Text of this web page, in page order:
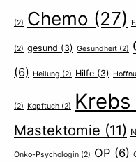
(2) Chemo (27)
(2) gesund (3) Gesundheit (2)
(6) Heilung (2) Hilfe (3)
(2) Kopftuch (2) Krebs
Mastektomie (11)
Onko-Psychologin (2) OP (6)